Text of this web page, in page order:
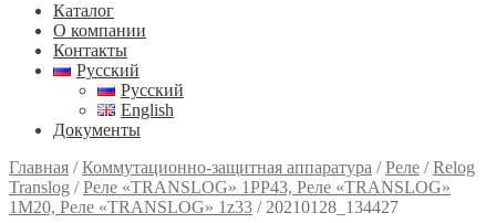
Каталог
О компании
Контакты
Русский
Русский
English
Документы
Главная /Коммутационно-защитная аппаратура /Реле /Relog
Translog /Реле «TRANSLOG» 1РР43, Реле «TRANSLOG»
1M20, Реле «TRANSLOG» 1z33 / 20210128_134427